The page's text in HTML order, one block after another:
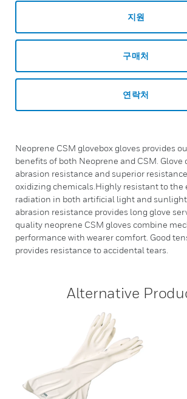
지원
구매처
연락처
Neoprene CSM glovebox gloves provides
benefits of both Neoprene and CSM. Glove
abrasion resistance and superior
oxidizing chemicals.Highly resistant to the
radiation in both artificial light and
abrasion resistance provides long glove
quality neoprene CSM gloves combine
performance with wearer comfort. Good
provides resistance to accidental tears.
Alternative